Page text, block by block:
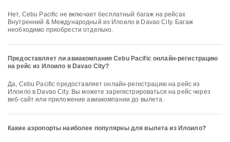
Нет, Cebu Pacific не включает бесплатный багаж на рейсах
Внутренний & Международный из Илоило в Davao City. Багаж
необходимо приобрести отдельно.
Предоставляет ли авиакомпания Cebu Pacific онлайн-регистрацию
на рейс из Илоило в Davao City?
Да, Cebu Pacific предоставляет онлайн-регистрацию на рейс из
Илоило в Davao City. Вы можете зарегистрироваться на рейс через
веб-сайт или приложение авиакомпании до вылета.
Какие аэропорты наиболее популярны для вылета из Илоило?